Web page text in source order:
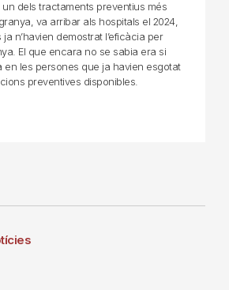
un dels tractaments preventius més
va arribar als hospitals el 2024,
n’havien demostrat l’eficàcia per
El que encara no se sabia era si
en les persones que ja havien esgotat
preventives disponibles.